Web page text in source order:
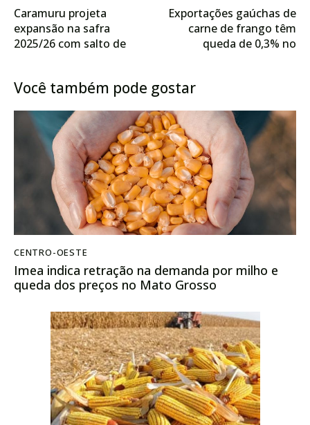
Caramuru projeta
expansão na safra
2025/26 com salto de
Mato Grosso
Exportações gaúchas de
carne de frango têm
queda de 0,3% no
Você também pode gostar
CENTRO-OESTE
Imea indica retração na demanda por milho e
queda dos preços no Mato Grosso